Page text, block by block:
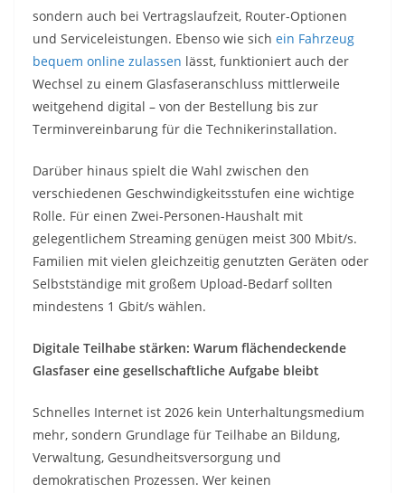
sondern auch bei Vertragslaufzeit, Router-Optionen
und Serviceleistungen. Ebenso wie sich ein Fahrzeug
bequem online zulassen lässt, funktioniert auch der
Wechsel zu einem Glasfaseranschluss mittlerweile
weitgehend digital – von der Bestellung bis zur
Terminvereinbarung für die Technikerinstallation.
Darüber hinaus spielt die Wahl zwischen den
verschiedenen Geschwindigkeitsstufen eine wichtige
Rolle. Für einen Zwei-Personen-Haushalt mit
gelegentlichem Streaming genügen meist 300 Mbit/s.
Familien mit vielen gleichzeitig genutzten Geräten oder
Selbstständige mit großem Upload-Bedarf sollten
mindestens 1 Gbit/s wählen.
Digitale Teilhabe stärken: Warum flächendeckende
Glasfaser eine gesellschaftliche Aufgabe bleibt
Schnelles Internet ist 2026 kein Unterhaltungsmedium
mehr, sondern Grundlage für Teilhabe an Bildung,
Verwaltung, Gesundheitsversorgung und
demokratischen Prozessen. Wer keinen